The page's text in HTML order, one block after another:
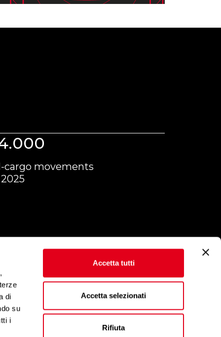
di
su
i
Accetta tutti
Accetta selezionati
Rifiuta
cargo movements